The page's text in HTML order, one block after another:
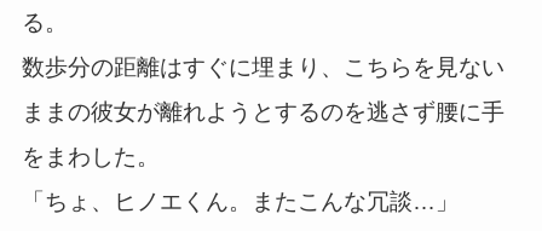
る。
数歩分の距離はすぐに埋まり、こちらを見ない
ままの彼女が離れようとするのを逃さず腰に手
をまわした。
「ちょ、ヒノエくん。またこんな冗談…」